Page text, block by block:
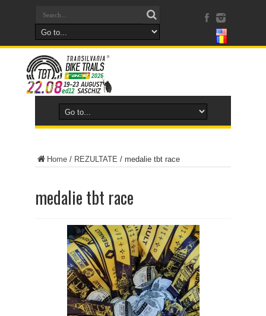
Home / REZULTATE / medalie tbt race
medalie tbt race